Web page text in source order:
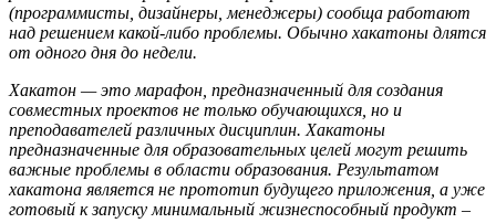
(программисты, дизайнеры, менеджеры) сообща работают
над решением какой-либо проблемы. Обычно хакатоны длятся
от одного дня до недели.
Хакатон — это марафон, предназначенный для создания
совместных проектов не только обучающихся, но и
преподавателей различных дисциплин. Хакатоны
предназначенные для образовательных целей могут решить
важные проблемы в области образования. Результатом
хакатона является не прототип будущего приложения, а уже
готовый к запуску минимальный жизнеспособный продукт –